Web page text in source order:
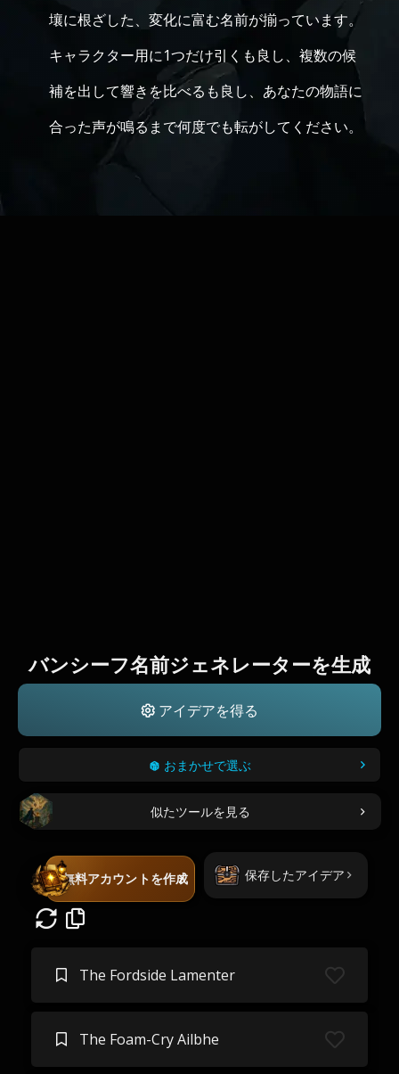
壤に根ざした、変化に富む名前が揃っています。
キャラクター用に1つだけ引くも良し、複数の候
補を出して響きを比べるも良し、あなたの物語に
合った声が鳴るまで何度でも転がしてください。
バンシーフ名前ジェネレーターを生成
アイデアを得る
おまかせで選ぶ
似たツールを見る
無料アカウントを作成 保存したアイデア
The Fordside Lamenter
The Foam-Cry Ailbhe